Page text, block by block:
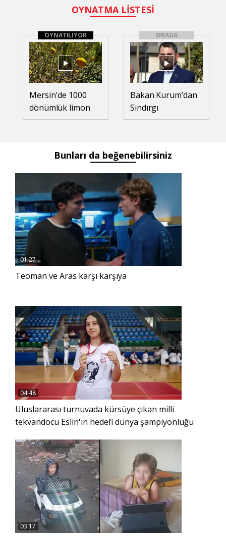
OYNATMA LİSTESİ
OYNATILIYOR
Mersin'de 1000
dönümlük limon
bahçesi,
SIRADA
Bakan Kurum’dan
Sındırgı
depreminin 1.yılı
Bunları da beğenebilirsiniz
01:27
Teoman ve Aras karşı karşıya
04:48
Uluslararası turnuvada kürsüye çıkan milli
tekvandocu Eslin'in hedefi dünya şampiyonluğu
03:17